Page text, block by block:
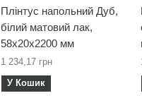
Плінтус напольний Дуб,
білий матовий лак,
58х20х2200 мм
1 234,17 грн
У Кошик